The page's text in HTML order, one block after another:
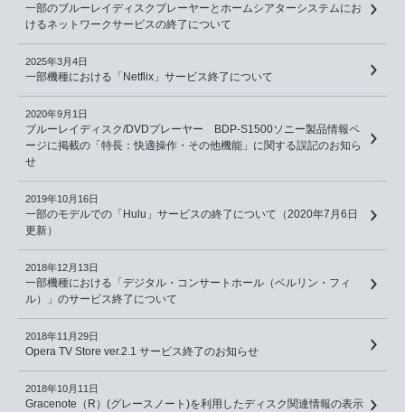
一部のブルーレイディスクプレーヤーとホームシアターシステムにお
けるネットワークサービスの終了について
2025年3月4日
一部機種における「Netflix」サービス終了について
2020年9月1日
ブルーレイディスク/DVDプレーヤー BDP-S1500ソニー製品情報ペ
ージに掲載の「特長：快適操作・その他機能」に関する誤記のお知ら
せ
2019年10月16日
一部のモデルでの「Hulu」サービスの終了について（2020年7月6日
更新）
2018年12月13日
一部機種における「デジタル・コンサートホール（ベルリン・フィ
ル）」のサービス終了について
2018年11月29日
Opera TV Store ver.2.1 サービス終了のお知らせ
2018年10月11日
Gracenote（R）(グレースノート)を利用したディスク関連情報の表示